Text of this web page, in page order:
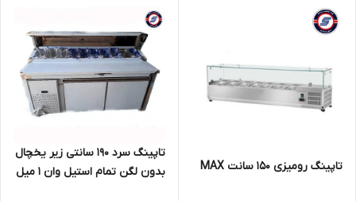
تاپینگ رومیزی 150 سانت MAX
تاپینگ سرد ۱۹۰ سانتی زیر یخچال
بدون لگن تمام استیل وان 1 میل